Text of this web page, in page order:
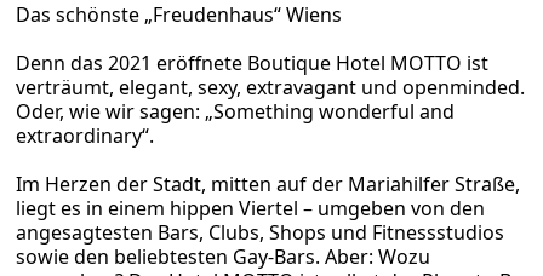
Das schönste „Freudenhaus“ Wiens
Denn das 2021 eröffnete Boutique Hotel MOTTO ist
verträumt, elegant, sexy, extravagant und openminded.
Oder, wie wir sagen: „Something wonderful and
extraordinary“.
Im Herzen der Stadt, mitten auf der Mariahilfer Straße,
liegt es in einem hippen Viertel – umgeben von den
angesagtesten Bars, Clubs, Shops und Fitnessstudios
sowie den beliebtesten Gay-Bars. Aber: Wozu